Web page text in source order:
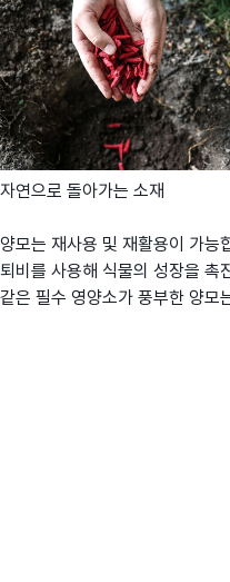
자연으로 돌아가는 소재
양모는 재사용 및 재활용이 가능
퇴비를 사용해 식물의 성장을 촉
같은 필수 영양소가 풍부한 양모